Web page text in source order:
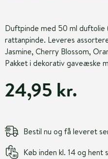
Duftpinde med 50 ml duftolie
rattanpinde. Leveres
Jasmine, Cherry Blossom,
Pakket i dekorativ gaveæske
24,95 kr.
Bestil nu og få leveret
Køb inden kl. 14 og hent